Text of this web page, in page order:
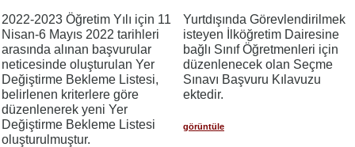
2022-2023 Öğretim Yılı için 11
Nisan-6 Mayıs 2022 tarihleri
arasında alınan başvurular
neticesinde oluşturulan Yer
Değiştirme Bekleme Listesi,
belirlenen kriterlere göre
düzenlenerek yeni Yer
Değiştirme Bekleme Listesi
oluşturulmuştur.
Yurtdışında Görevlendirilmek
isteyen İlköğretim Dairesine
bağlı Sınıf Öğretmenleri için
düzenlenecek olan Seçme
Sınavı Başvuru Kılavuzu
ektedir.
görüntüle